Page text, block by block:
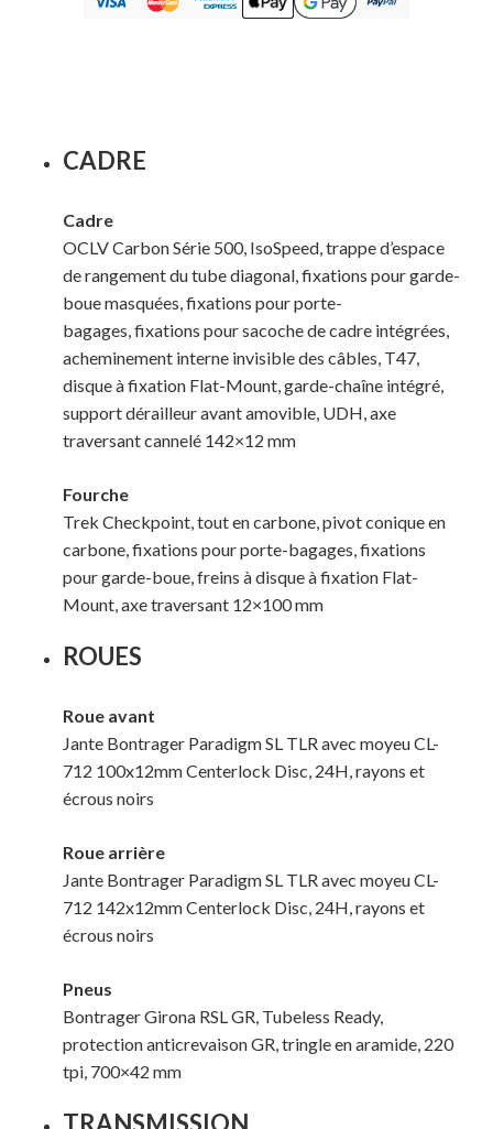
CADRE
Cadre
OCLV Carbon Série 500, IsoSpeed, trappe d’espace
de rangement du tube diagonal, fixations pour garde-
boue masquées, fixations pour porte-
bagages, fixations pour sacoche de cadre intégrées,
acheminement interne invisible des câbles, T47,
disque à fixation Flat-Mount, garde-chaîne intégré,
support dérailleur avant amovible, UDH, axe
traversant cannelé 142×12 mm
Fourche
Trek Checkpoint, tout en carbone, pivot conique en
carbone, fixations pour porte-bagages, fixations
pour garde-boue, freins à disque à fixation Flat-
Mount, axe traversant 12×100 mm
ROUES
Roue avant
Jante Bontrager Paradigm SL TLR avec moyeu CL-
712 100x12mm Centerlock Disc, 24H, rayons et
écrous noirs
Roue arrière
Jante Bontrager Paradigm SL TLR avec moyeu CL-
712 142x12mm Centerlock Disc, 24H, rayons et
écrous noirs
Pneus
Bontrager Girona RSL GR, Tubeless Ready,
protection anticrevaison GR, tringle en aramide, 220
tpi, 700×42 mm